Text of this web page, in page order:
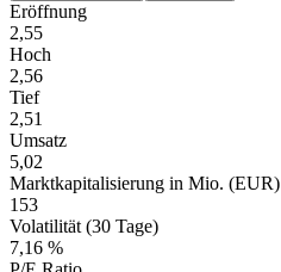
Eröffnung
2,55
Hoch
2,56
Tief
2,51
Umsatz
5,02
Marktkapitalisierung in Mio. (EUR)
153
Volatilität (30 Tage)
7,16 %